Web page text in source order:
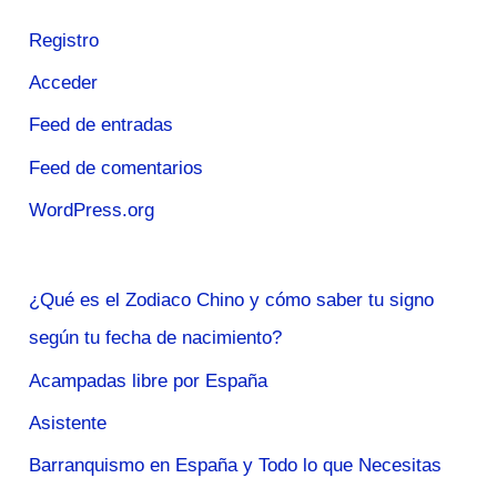
Registro
Acceder
Feed de entradas
Feed de comentarios
WordPress.org
¿Qué es el Zodiaco Chino y cómo saber tu signo
según tu fecha de nacimiento?
Acampadas libre por España
Asistente
Barranquismo en España y Todo lo que Necesitas